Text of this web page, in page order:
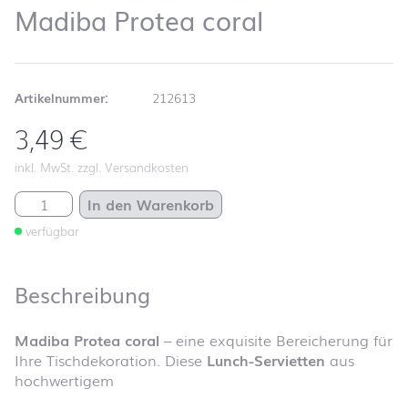
Madiba Protea coral
Artikelnummer: 212613
3,49€
inkl. MwSt. zzgl. Versandkosten
Madiba Protea coral Menge
verfügbar
In den Warenkorb
Beschreibung
Madiba Protea coral – eine exquisite Bereicherung für
Ihre Tischdekoration. Diese Lunch-Servietten aus
hochwertigem